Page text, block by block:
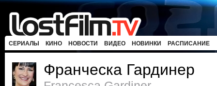
СЕРИАЛЫ КИНО НОВОСТИ ВИДЕО НОВИНКИ РАСПИСАНИЕ
Франческа Гардинер